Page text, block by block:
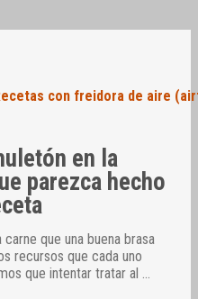
con freidora de aire
en la
parezca hecho
que una buena brasa
recursos que cada uno
que intentar tratar al